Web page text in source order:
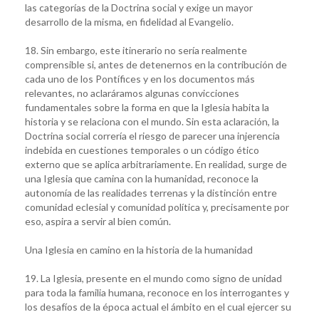
las categorías de la Doctrina social y exige un mayor
desarrollo de la misma, en fidelidad al Evangelio.
18. Sin embargo, este itinerario no sería realmente
comprensible si, antes de detenernos en la contribución de
cada uno de los Pontífices y en los documentos más
relevantes, no aclaráramos algunas convicciones
fundamentales sobre la forma en que la Iglesia habita la
historia y se relaciona con el mundo. Sin esta aclaración, la
Doctrina social correría el riesgo de parecer una injerencia
indebida en cuestiones temporales o un código ético
externo que se aplica arbitrariamente. En realidad, surge de
una Iglesia que camina con la humanidad, reconoce la
autonomía de las realidades terrenas y la distinción entre
comunidad eclesial y comunidad política y, precisamente por
eso, aspira a servir al bien común.
Una Iglesia en camino en la historia de la humanidad
19. La Iglesia, presente en el mundo como signo de unidad
para toda la familia humana, reconoce en los interrogantes y
los desafíos de la época actual el ámbito en el cual ejercer su